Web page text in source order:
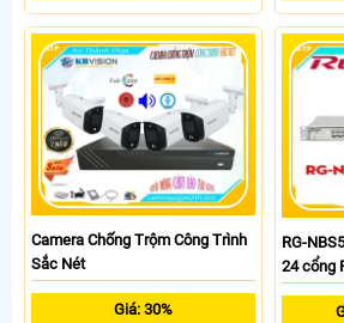
Camera Chống Trộm Công Trình
Sắc Nét
Giá: 30%
RG-
24 cổng